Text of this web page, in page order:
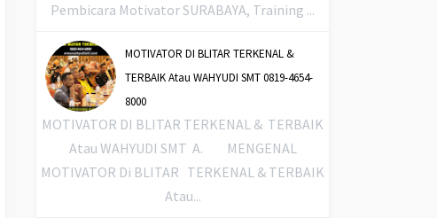
Pembicara Motivator SURABAYA, Training ...
MOTIVATOR DI BLITAR TERKENAL &
TERBAIK Atau WAHYUDI SMT 0819-4654-
8000
MOTIVATOR DI BLITAR TERKENAL & TERBAIK
Atau WAHYUDI SMT A. MENGENAL
MOTIVATOR Di BLITAR TERKENAL & TERBAIK
Atau...